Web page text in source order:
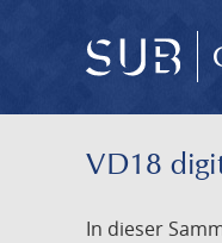
VD18
In dieser